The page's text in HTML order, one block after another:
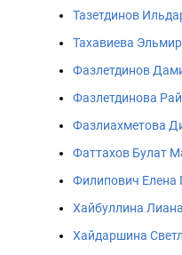
Тазетдинов
Тахавиева
Фазлетдинов
Фазлетдинова
Фазлиахметова
Фаттахов Булат
Филипович Елена
Хайбуллина
Хайдаршина